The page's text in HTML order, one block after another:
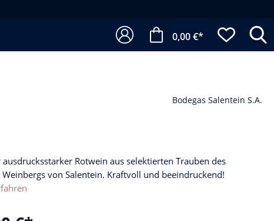
0,00 €*
Bodegas Salentein S.A.
ausdrucksstarker Rotwein aus selektierten Trauben des
von Salentein. Kraftvoll und beeindruckend!